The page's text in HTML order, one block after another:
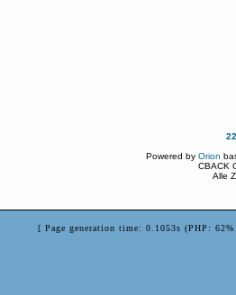
Powered by Orion
CBACK
Alle
[ Page generation time: 0.1053s (PHP: